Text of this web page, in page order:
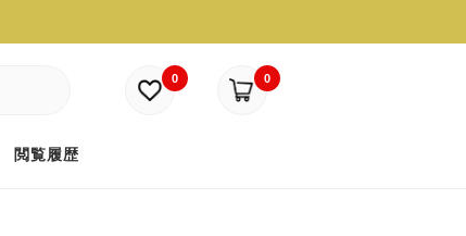
0 0
閲覧履歴